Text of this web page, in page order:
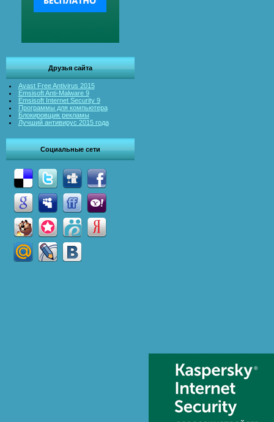
Друзья сайта
Avast Free Antivirus 2015
Emsisoft Anti-Malware 9
Emsisoft Internet Security 9
Программы для компьютера
Блокировщик рекламы
Лучший антивирус 2015 года
Социальные сети